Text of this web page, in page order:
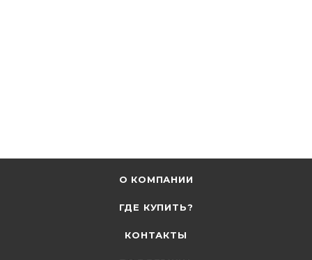
О КОМПАНИИ
ГДЕ КУПИТЬ?
КОНТАКТЫ